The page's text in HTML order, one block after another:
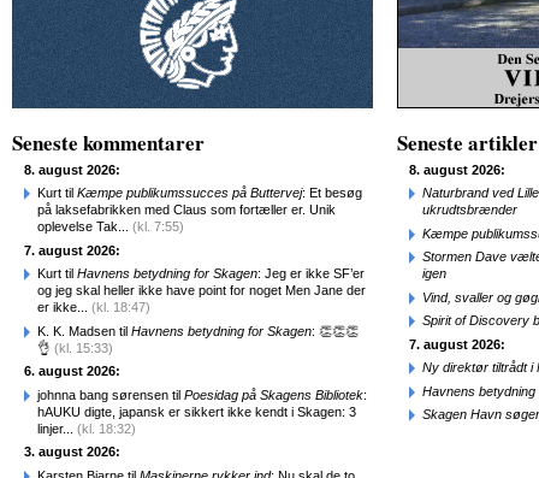
Seneste kommentarer
8. august 2026:
Kurt til Kæmpe publikumssucces på Buttervej: Et besøg
på laksefabrikken med Claus som fortæller er. Unik
oplevelse Tak... (kl. 7:55)
7. august 2026:
Kurt til Havnens betydning for Skagen: Jeg er ikke SF’er
og jeg skal heller ikke have point for noget Men Jane der
er ikke... (kl. 18:47)
K. K. Madsen til Havnens betydning for Skagen: 👏👏👏
👌 (kl. 15:33)
6. august 2026:
johnna bang sørensen til Poesidag på Skagens Bibliotek:
hAUKU digte, japansk er sikkert ikke kendt i Skagen: 3
linjer... (kl. 18:32)
3. august 2026:
Karsten Bjarne til Maskinerne rykker ind: Nu skal de to
Seneste artikler
8. august 2026:
Naturbrand ved
ukrudtsbrænder
Kæmpe
Stormen Dave
igen
Vind, svaller og
Spirit of Discovery
7. august 2026:
Ny direktør tiltrådt i
Havnens betydning
Skagen Havn